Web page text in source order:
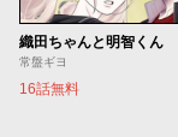
織田ちゃんと明智くん
常盤ギヨ
16話無料